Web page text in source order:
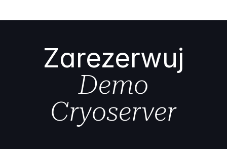
Zarezerwuj
Demo
Cryoserver